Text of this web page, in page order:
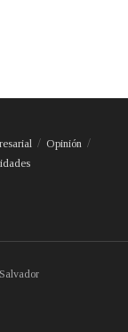
Opinión